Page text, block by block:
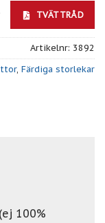
TVÄTTRÅD
Artikelnr: 3892
, Färdiga storlekar
100%